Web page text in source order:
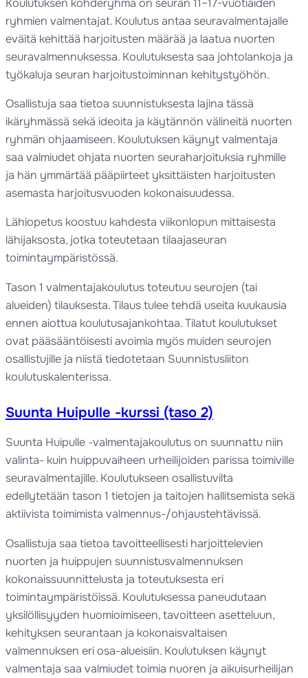
ryhmien valmentajat. Koulutus antaa seuravalmentajalle
eväitä kehittää harjoitusten määrää ja laatua nuorten
seuravalmennuksessa. Koulutuksesta saa johtolankoja ja
työkaluja seuran harjoitustoiminnan kehitystyöhön.
Osallistuja saa tietoa suunnistuksesta lajina tässä
ikäryhmässä sekä ideoita ja käytännön välineitä nuorten
ryhmän ohjaamiseen. Koulutuksen käynyt valmentaja
saa valmiudet ohjata nuorten seuraharjoituksia ryhmille
ja hän ymmärtää pääpiirteet yksittäisten harjoitusten
asemasta harjoitusvuoden kokonaisuudessa.
Lähiopetus koostuu kahdesta viikonlopun mittaisesta
lähijaksosta, jotka toteutetaan tilaajaseuran
toimintaympäristössä.
Tason 1 valmentajakoulutus toteutuu seurojen (tai
alueiden) tilauksesta. Tilaus tulee tehdä useita kuukausia
ennen aiottua koulutusajankohtaa. Tilatut koulutukset
ovat pääsääntöisesti avoimia myös muiden seurojen
osallistujille ja niistä tiedotetaan Suunnistusliiton
koulutuskalenterissa.
Suunta Huipulle -kurssi (taso 2)
Suunta Huipulle -valmentajakoulutus on suunnattu niin
valinta- kuin huippuvaiheen urheilijoiden parissa toimiville
seuravalmentajille. Koulutukseen osallistuvilta
edellytetään tason 1 tietojen ja taitojen hallitsemista sekä
aktiivista toimimista valmennus-/ohjaustehtävissä.
Osallistuja saa tietoa tavoitteellisesti harjoittelevien
nuorten ja huippujen suunnistusvalmennuksen
kokonaissuunnittelusta ja toteutuksesta eri
toimintaympäristöissä. Koulutuksessa paneudutaan
yksilöllisyyden huomioimiseen, tavoitteen asetteluun,
kehityksen seurantaan ja kokonaisvaltaisen
valmennuksen eri osa-alueisiin. Koulutuksen käynyt
valmentaja saa valmiudet toimia nuoren ja aikuisurheilijan